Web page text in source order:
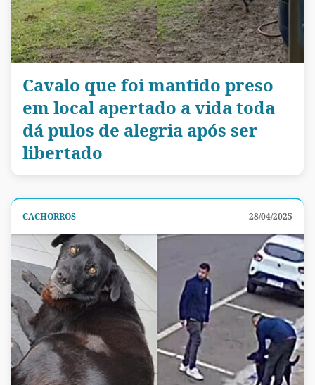
Cavalo que foi mantido preso
em local apertado a vida toda
dá pulos de alegria após ser
libertado
CACHORROS 28/04/2025